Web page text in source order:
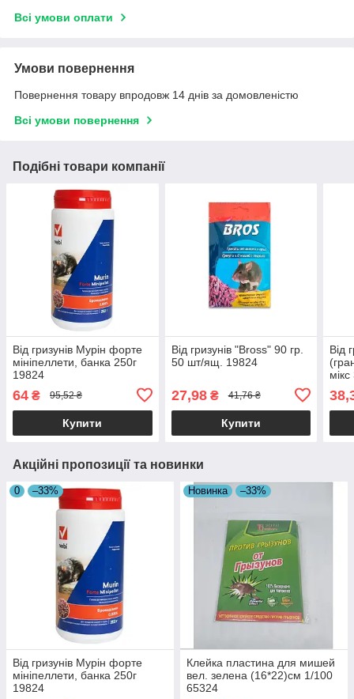
Всі умови оплати
Умови повернення
Повернення товару впродовж 14 днів за домовленістю
Всі умови повернення
Подібні товари компанії
Від гризунів Мурін форте
мініпеллети, банка 250г
19824
64 ₴ 95,52 ₴
Купити
Від гризунів "Bross" 90 гр.
50 шт/ящ. 19824
27,98₴ 41,76 ₴
Купити
Від
Акційні пропозиції та новинки
0 –33%
Від гризунів Мурін форте
мініпеллети, банка 250г
19824
Новинка –33%
Клейка пластина для мишей
вел. зелена (16*22)см 1/100
65324